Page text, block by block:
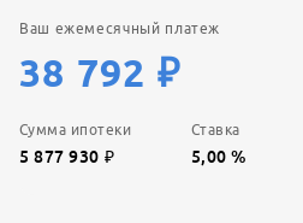
Ваш ежемесячный платеж
38 792 ₽
Сумма ипотеки
5 877 930 ₽
Ставка
5,00 %